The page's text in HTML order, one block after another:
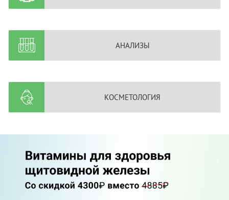
АНАЛИЗЫ
КОСМЕТОЛОГИЯ